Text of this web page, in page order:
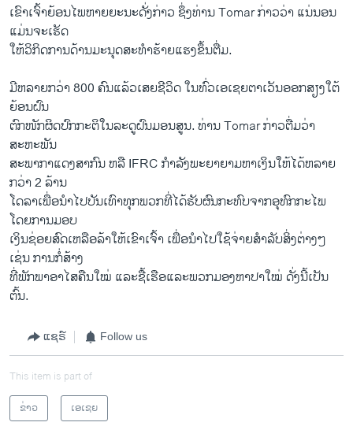
​ເຂົາ​ເຈົ້າ​ຍ້ອນໄພ​ຫາຍຍະນະ​ດັ່ງກ່າວ ຊຶ່ງ​ທ່ານ Tomar ກ່າວ​ວ່າ ​ແນ່ນອນ​
ແມ່ນຈະເຮັດ​
ໃຫ້ວິ​ກິດ​ການ​ດ້ານ​ມະນຸດສະ​ທໍາຮ້າຍແຮງ​ຂຶ້ນຕື່ມ.
ມີ​ຫລາຍ​ກວ່າ 800 ຄົນ​ແລ້ວ​ເສຍ​ຊີວິດ ​ໃນ​ທົ່ວ​ເອ​ເຊຍ​ຕາ​ເວັນ​ອອກສຽງ​ໃຕ້​
ຍ້ອນ​ຝົນ
ຕົກ​ໜັກ​ຜິດ​ປົກກະຕິ​ໃນ​ລະດູ​ຝົນມອນ​ສູນ. ທ່ານ Tomar ກ່າວ​ຕື່ມ​ວ່າ
ສະຫະພັນ​
ສະພາກາ​ແດງ​ສາກົນ ຫລື IFRC ກໍາລັງ​ພະຍາຍາມ​ຫາ​ເງິນ​ໃຫ້​ໄດ້ຫລາຍ​
ກວ່າ 2 ລ້ານ
​ໂດ​ລາ​ເພື່ອ​ນໍາ​ໄປບັນ​ເທົາທຸກພວກ​ທີ່​ໄດ້​ຮັບ​ຜົນ​ກະທົບ​ຈາກ​ອຸ​ທົກກະ​ໄພ ​
ໂດຍ​ການ​ມອບ
​ເງິນ​ຊ່ອຍ​ສົດເຫ​ລື​ອລ້າໃຫ້​ເຂົາ​ເຈົ້າ ເພື່ອ​ນໍາ​ໄປ​ໃຊ້​ຈ່າຍ​ສໍາລັບ​ສິ່ງຕ່າງໆ​
ເຊ່ນ ການ​ກໍ່ສ້າງ​
ທີ່​ພັກ​ພາ​ອາ​ໄສ​ຄືນ​ໃໝ່ ​ແລະ​ຊື້​ເຮືອ​ແລະ​ພວກມອງ​ຫາ​ປາ​ໃໝ່ ດັ່ງ​ນີ້​ເປັນ​
ຕົ້ນ.
ແຊຣ໌ Follow us
This item is part of
ຂ່າວ
ເອເຊຍ